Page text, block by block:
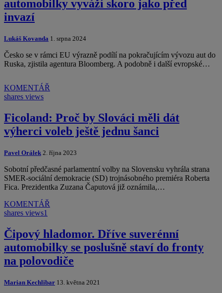
automobilky vyváží skoro jako před
invazí
Lukáš Kovanda 1. srpna 2024
Česko se v rámci EU výrazně podílí na pokračujícím vývozu aut do
Ruska, zjistila agentura Bloomberg. A podobně i další evropské…
KOMENTÁŘ
shares views
Ficoland: Proč by Slováci měli dát
výherci voleb ještě jednu šanci
Pavel Orálek 2. října 2023
Sobotní předčasné parlamentní volby na Slovensku vyhrála strana
SMER-sociální demokracie (SD) trojnásobného premiéra Roberta
Fica. Prezidentka Zuzana Čaputová již oznámila,…
KOMENTÁŘ
shares views1
Čipový hladomor. Dříve suverénní
automobilky se poslušně staví do fronty
na polovodiče
Marian Kechlibar 13. května 2021